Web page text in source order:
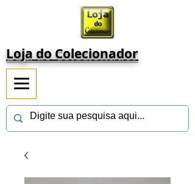
Loja do Colecionador